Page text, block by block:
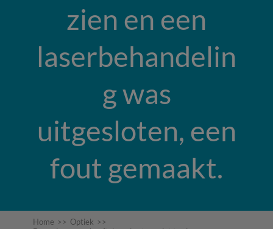
zien en een
laserbehandelin
g was
uitgesloten, een
fout gemaakt.
Home >> Optiek >>